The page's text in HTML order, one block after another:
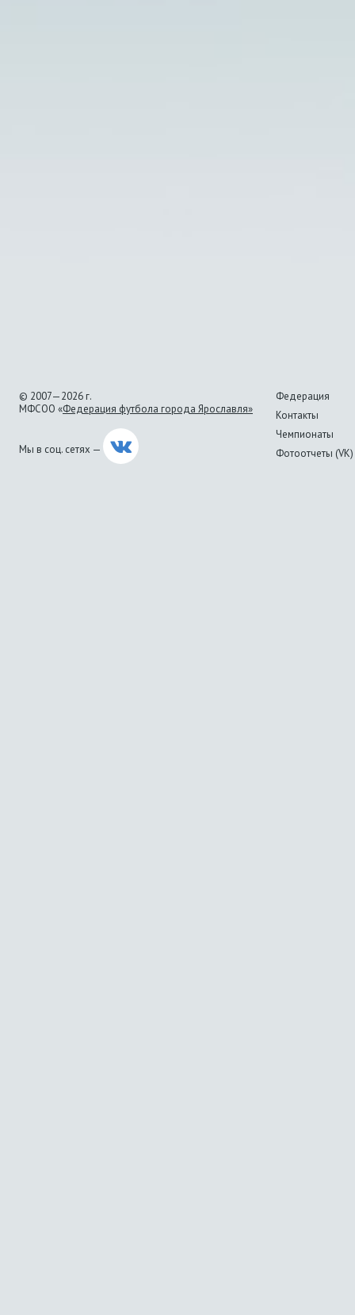
© 2007—2026 г.
МФСОО «Федерация футбола города Ярославля»
Мы в соц. сетях —
Федерация
Контакты
Чемпионаты
Фотоотчеты (VK)